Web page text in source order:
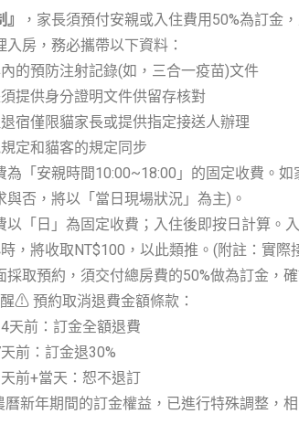
，家長須預付安親或入住費用50%為訂金
入房，務必攜帶以下資料：
的預防注射記錄(如，三合一疫苗)文件
提供身分證明文件供留存核對
宿僅限貓家長或提供指定接送人辦理
定和貓客的規定同步
為「安親時間10:00~18:00」的固定收費。
與否，將以「當日現場狀況」為主)。
以「日」為固定收費；入住後即按日計算。
，將收取NT$100，以此類推。(附註：實際
採取預約，須交付總房費的50%做為訂金，
⚠ 預約取消退費金額條款：
天前：訂金全額退費
前：訂金退30%
前+當天：恕不退訂
新年期間的訂金權益，已進行特殊調整，